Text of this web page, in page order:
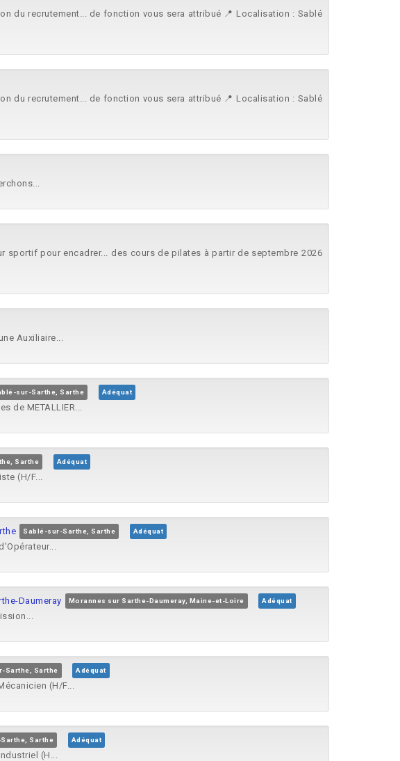
du recrutement... de fonction vous sera attribué 📍 Localisation : Sablé
du recrutement... de fonction vous sera attribué 📍 Localisation : Sablé
sportif pour encadrer... des cours de pilates à partir de septembre 2026
Auxiliaire...
sur-Sarthe, Sarthe Adéquat
de METALLIER...
Sarthe Adéquat
(H/F...
Sablé-sur-Sarthe, Sarthe Adéquat
Daumeray Morannes sur Sarthe-Daumeray, Maine-et-Loire Adéquat
Sarthe, Sarthe Adéquat
(H/F...
Sarthe Adéquat
(H...